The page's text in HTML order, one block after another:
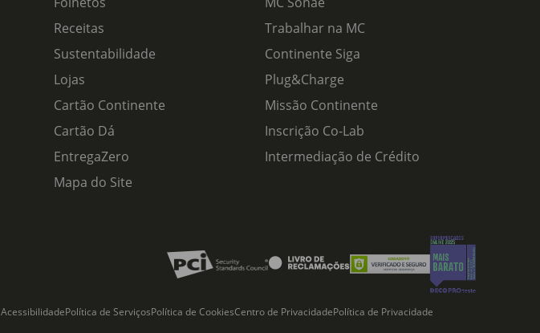
Receitas
Sustentabilidade
Lojas
Cartão Continente
Cartão Dá
EntregaZero
Mapa do Site
Trabalhar na MC
Continente Siga
Plug&Charge
Missão Continente
Inscrição Co-Lab
Intermediação de Crédito
AcessibilidadePolítica de ServiçosPolítica de CookiesCentro de PrivacidadePolítica de Privacidade